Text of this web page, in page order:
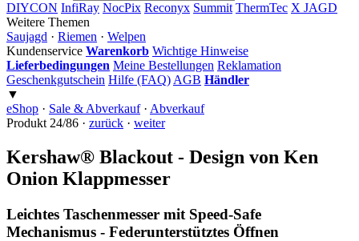
DIYCON InfiRay NocPix Reconyx Summit ThermTec X JAGD
Weitere Themen
Saujagd · Riemen · Welpen
Kundenservice Warenkorb Wichtige Hinweise
Lieferbedingungen Meine Bestellungen Reklamation
Geschenkgutschein Hilfe (FAQ) AGB Händler
▼
eShop · Sale & Abverkauf· Abverkauf
Produkt 24/86 · zurück · weiter
Kershaw® Blackout - Design von Ken
Onion Klappmesser
Leichtes Taschenmesser mit Speed-Safe
Mechanismus - Federunterstütztes Öffnen